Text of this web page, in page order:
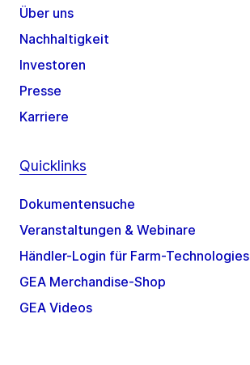
Über uns
Nachhaltigkeit
Investoren
Presse
Karriere
Quicklinks
Dokumentensuche
Veranstaltungen & Webinare
Händler-Login für Farm-Technologies
GEA Merchandise-Shop
GEA Videos